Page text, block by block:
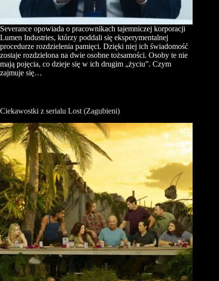
Severance opowiada o pracownikach tajemniczej korporacji
Lumen Industries, którzy poddali się eksperymentalnej
procedurze rozdzielenia pamięci. Dzięki niej ich świadomość
zostaje rozdzielona na dwie osobne tożsamości. Osoby te nie
mają pojęcia, co dzieje się w ich drugim „życiu”. Czym
zajmuje się…
Ciekawostki z serialu Lost (Zagubieni)